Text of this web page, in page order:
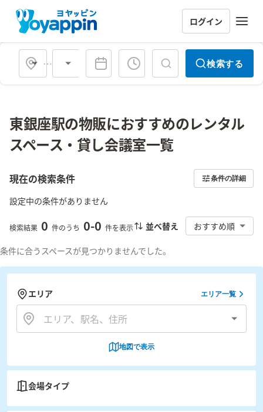
ログイン
会場タイプ 検索する
東銀座駅の物販におすすめのレンタル
スペース・貸し会議室一覧
現在の検索条件 条件の詳細
設定中の条件がありません
検索結果 0 件のうち 0-0 件を表示 並べ替え おすすめ順
条件に合うスペースが見つかりませんでした。
エリア エリア一覧
地図で表示
会場タイプ